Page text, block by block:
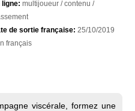
ligne: multijoueur / contenu /
de sortie française: 25/10/2019
français
viscérale, formez une